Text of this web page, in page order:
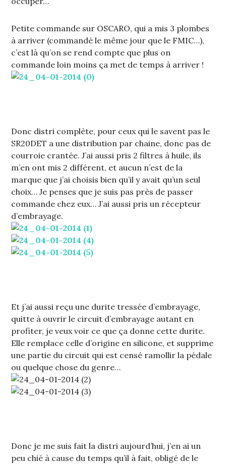
Petite commande sur OSCARO, qui a mis 3 plombes
à arriver (commandé le même jour que le FMIC…),
c’est là qu’on se rend compte que plus on
commande loin moins ça met de temps à arriver !
Donc distri complète, pour ceux qui le savent pas le
SR20DET a une distribution par chaine, donc pas de
courroie crantée. J’ai aussi pris 2 filtres à huile, ils
m’en ont mis 2 différent, et aucun n’est de la
marque que j’ai choisis bien qu’il y avait qu’un seul
choix… Je penses que je suis pas près de passer
commande chez eux… J’ai aussi pris un récepteur
d’embrayage.
Et j’ai aussi reçu une durite tressée d’embrayage,
quitte à ouvrir le circuit d’embrayage autant en
profiter, je veux voir ce que ça donne cette durite.
Elle remplace celle d’origine en silicone, et supprime
une partie du circuit qui est censé ramollir la pédale
ou quelque chose du genre…
Donc je me suis fait la distri aujourd’hui, j’en ai un
peu chié à cause du temps qu’il à fait, obligé de le